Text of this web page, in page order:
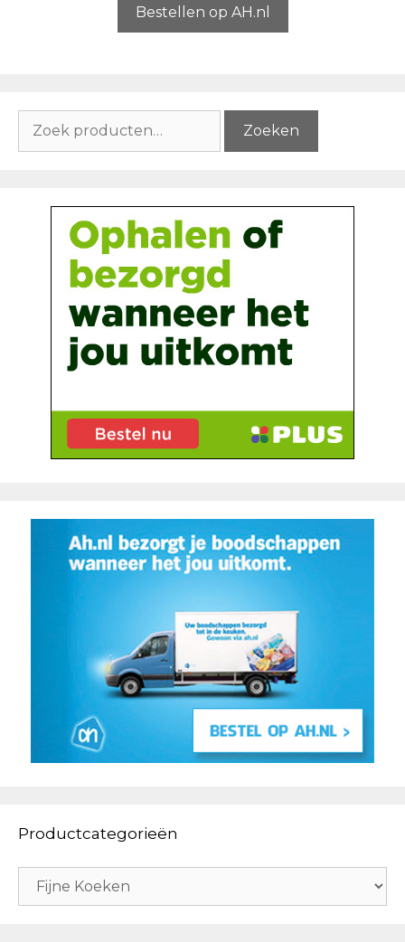
5
Bestellen op AH.nl
naar:
Zoeken
Productcategorieën